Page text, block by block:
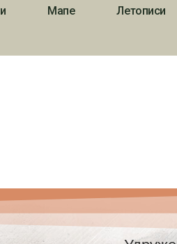
Мапе Летописи